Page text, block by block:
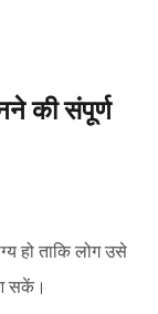
की संपूर्ण
हो ताकि लोग उसे
सकें।